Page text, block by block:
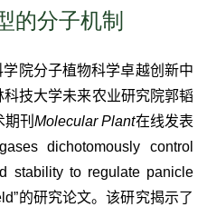
的分子机制
院分子植物科学卓越创新中
技大学未来农业研究院郭韬
期刊Molecular Plant在线发表
dichotomously control
stability to regulate panicle
的研究论文。该研究揭示了